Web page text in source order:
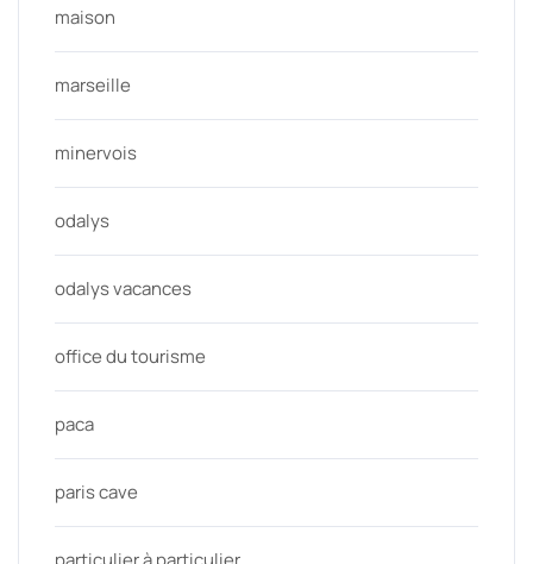
maison
marseille
minervois
odalys
odalys vacances
office du tourisme
paca
paris cave